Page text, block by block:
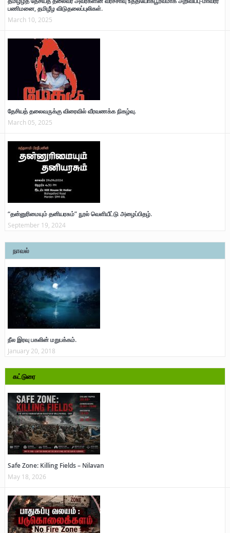
பணிமனை, தமிழீழ விடுதலைப்புலிகள்.
March 10, 2025
தேசியத் தலைவருக்கு விரைவில் வீரவணக்க நிகழ்வு.
March 05, 2025
“தன்னுரிமையும் தனியரசும்” நூல் வெளியீட்டு அழைப்பிதழ்.
September 19, 2024
நாவல்
நீல இரவு பகலின் மறுபக்கம்.
January 20, 2018
கட்டுரை
Safe Zone: Killing Fields – Nilavan
May 18, 2026